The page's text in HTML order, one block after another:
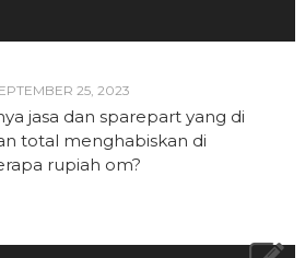
25, 2023
jasa dan sparepart yang di
total menghabiskan di
rupiah om?